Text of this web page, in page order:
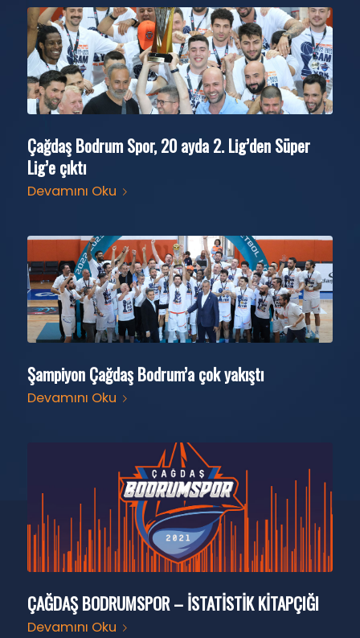
Çağdaş Bodrum Spor, 20 ayda 2. Lig’den Süper
Lig’e çıktı
Devamını Oku
Şampiyon Çağdaş Bodrum’a çok yakıştı
Devamını Oku
ÇAĞDAŞ BODRUMSPOR – İSTATİSTİK KİTAPÇIĞI
Devamını Oku